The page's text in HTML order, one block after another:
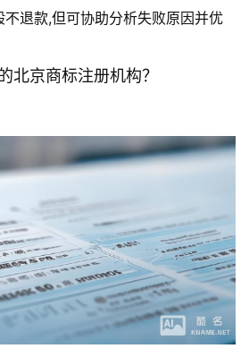
退款,但可协助分析失败原因并优
北京商标注册机构？